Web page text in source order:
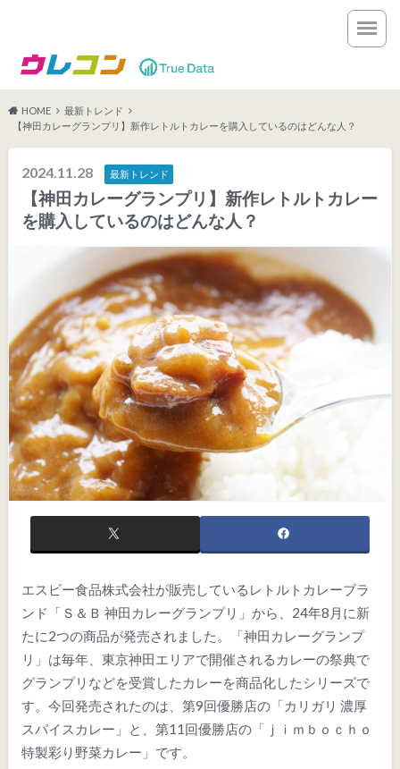
HOME
最新トレンド
【神田カレーグランプリ】新作レトルトカレーを購入しているのはどんな人？
2024.11.28 最新トレンド
【神田カレーグランプリ】新作レトルトカレー
を購入しているのはどんな人？
エスビー食品株式会社が販売しているレトルトカレーブラ
ンド「Ｓ＆Ｂ 神田カレーグランプリ」から、24年8月に新
たに2つの商品が発売されました。「神田カレーグランプ
リ」は毎年、東京神田エリアで開催されるカレーの祭典で
グランプリなどを受賞したカレーを商品化したシリーズで
す。今回発売されたのは、第9回優勝店の「カリガリ 濃厚
スパイスカレー」と、第11回優勝店の「ｊｉｍｂｏｃｈｏ
特製彩り野菜カレー」です。